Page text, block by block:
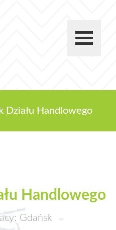
Działu Handlowego
Handlowego
Gdańsk